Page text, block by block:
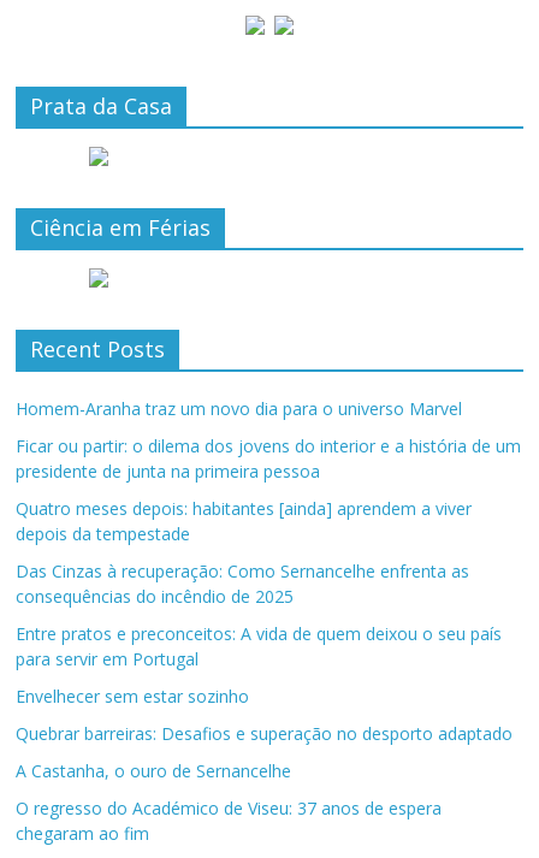
Prata da Casa
Ciência em Férias
Recent Posts
Homem-Aranha traz um novo dia para o universo Marvel
Ficar ou partir: o dilema dos jovens do interior e a história de um
presidente de junta na primeira pessoa
Quatro meses depois: habitantes [ainda] aprendem a viver
depois da tempestade
Das Cinzas à recuperação: Como Sernancelhe enfrenta as
consequências do incêndio de 2025
Entre pratos e preconceitos: A vida de quem deixou o seu país
para servir em Portugal
Envelhecer sem estar sozinho
Quebrar barreiras: Desafios e superação no desporto adaptado
A Castanha, o ouro de Sernancelhe
O regresso do Académico de Viseu: 37 anos de espera
chegaram ao fim